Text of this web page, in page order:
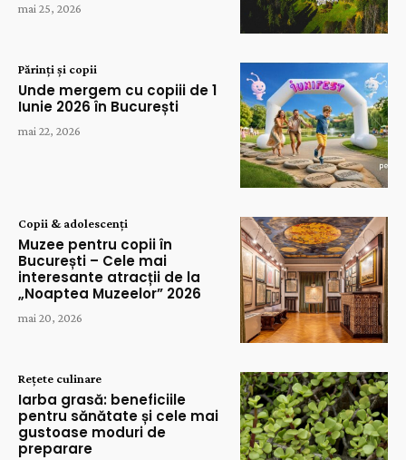
mai 25, 2026
Părinți și copii
Unde mergem cu copiii de 1
Iunie 2026 în București
mai 22, 2026
Copii & adolescenți
Muzee pentru copii în
București – Cele mai
interesante atracții de la
„Noaptea Muzeelor” 2026
mai 20, 2026
Rețete culinare
Iarba grasă: beneficiile
pentru sănătate și cele mai
gustoase moduri de
preparare